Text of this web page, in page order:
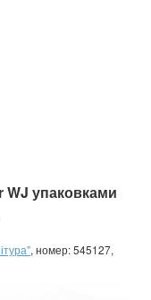
упаковками
, номер: 545127,